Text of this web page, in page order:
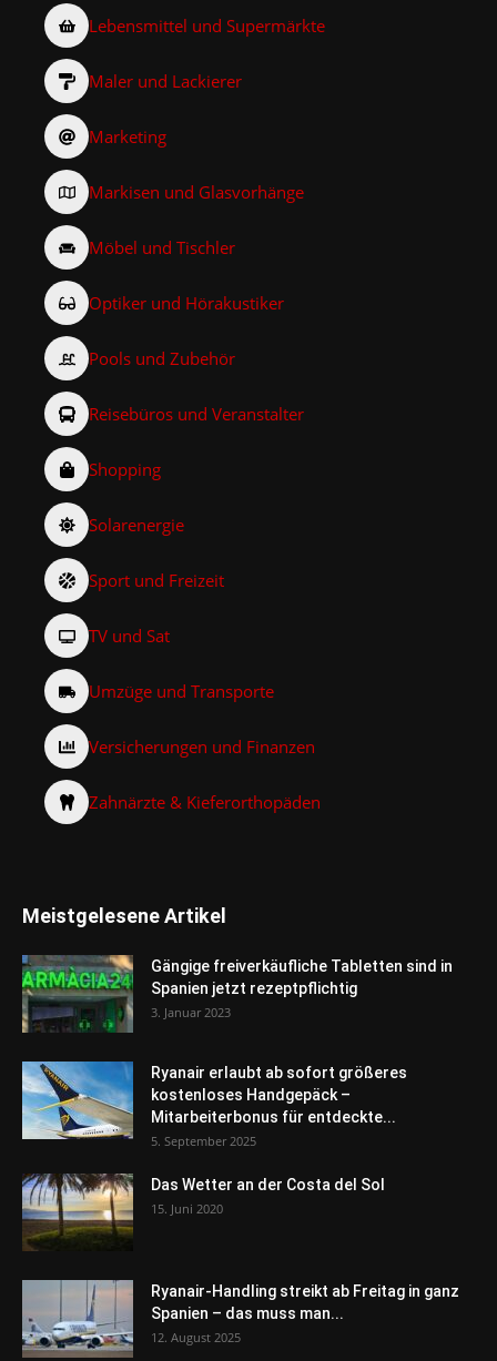
Lebensmittel und Supermärkte
Maler und Lackierer
Marketing
Markisen und Glasvorhänge
Möbel und Tischler
Optiker und Hörakustiker
Pools und Zubehör
Reisebüros und Veranstalter
Shopping
Solarenergie
Sport und Freizeit
TV und Sat
Umzüge und Transporte
Versicherungen und Finanzen
Zahnärzte & Kieferorthopäden
Meistgelesene Artikel
Gängige freiverkäufliche Tabletten sind in
Spanien jetzt rezeptpflichtig
3. Januar 2023
Ryanair erlaubt ab sofort größeres
kostenloses Handgepäck –
Mitarbeiterbonus für entdeckte...
5. September 2025
Das Wetter an der Costa del Sol
15. Juni 2020
Ryanair-Handling streikt ab Freitag in ganz
Spanien – das muss man...
12. August 2025